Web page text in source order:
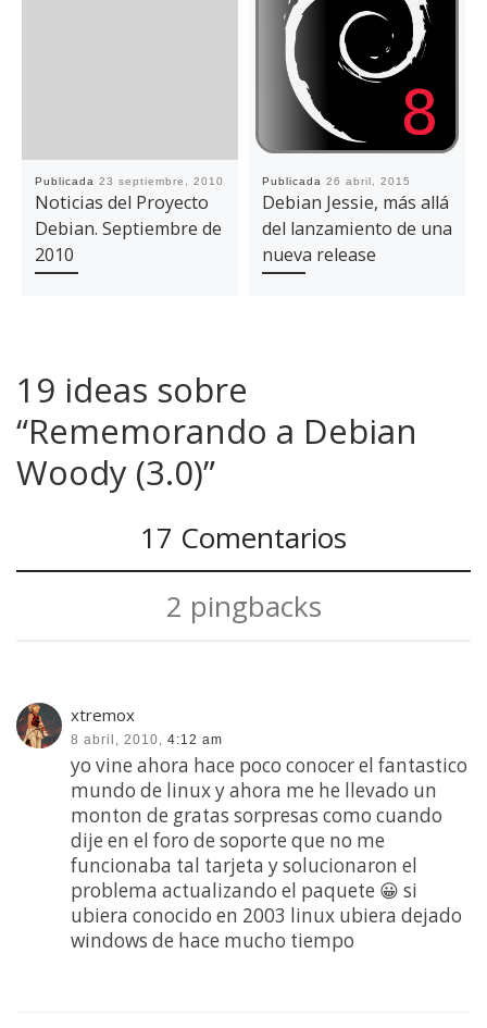
Publicada 23 septiembre, 2010
Noticias del Proyecto
Debian. Septiembre de
2010
Publicada 26 abril, 2015
Debian Jessie, más allá
del lanzamiento de una
nueva release
19 ideas sobre
“Rememorando a Debian
Woody (3.0)”
17 Comentarios
2 pingbacks
xtremox
8 abril, 2010, 4:12 am
yo vine ahora hace poco conocer el fantastico
mundo de linux y ahora me he llevado un
monton de gratas sorpresas como cuando
dije en el foro de soporte que no me
funcionaba tal tarjeta y solucionaron el
problema actualizando el paquete 😀 si
ubiera conocido en 2003 linux ubiera dejado
windows de hace mucho tiempo